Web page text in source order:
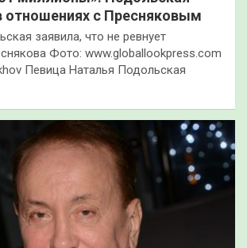
отношениях с Пресняковым
заявила, что не ревнует
Фото: www.globallookpress.com
Певица Наталья Подольская